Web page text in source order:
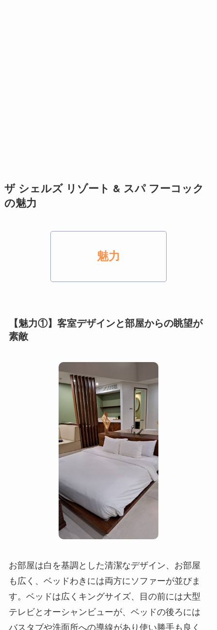
ザ シェルズ リゾート & スパ フーコック
の魅力
魅力
【魅力①】客室デザインと部屋からの眺望が
素敵
お部屋は白を基調とした清潔なデザイン、お部屋
も広く、ベッドわきには両方にソファーが並びま
す。ベッドは広くキングサイズ、目の前には大型
テレビとオーシャンビューが、ベッドの後ろには
バスタブや洗面所への導線があり使い勝手も良く